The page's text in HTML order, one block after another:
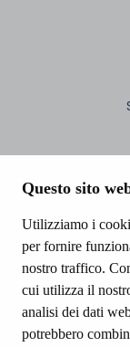
Questo sito
Utilizziamo i
per fornire
nostro traffico.
cui utilizza il
analisi dei dati
potrebbero